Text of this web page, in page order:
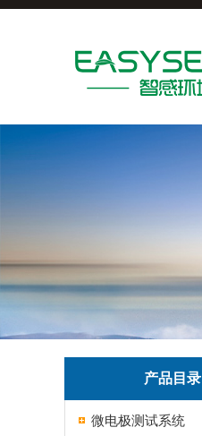
产品目录
微电极测试系统